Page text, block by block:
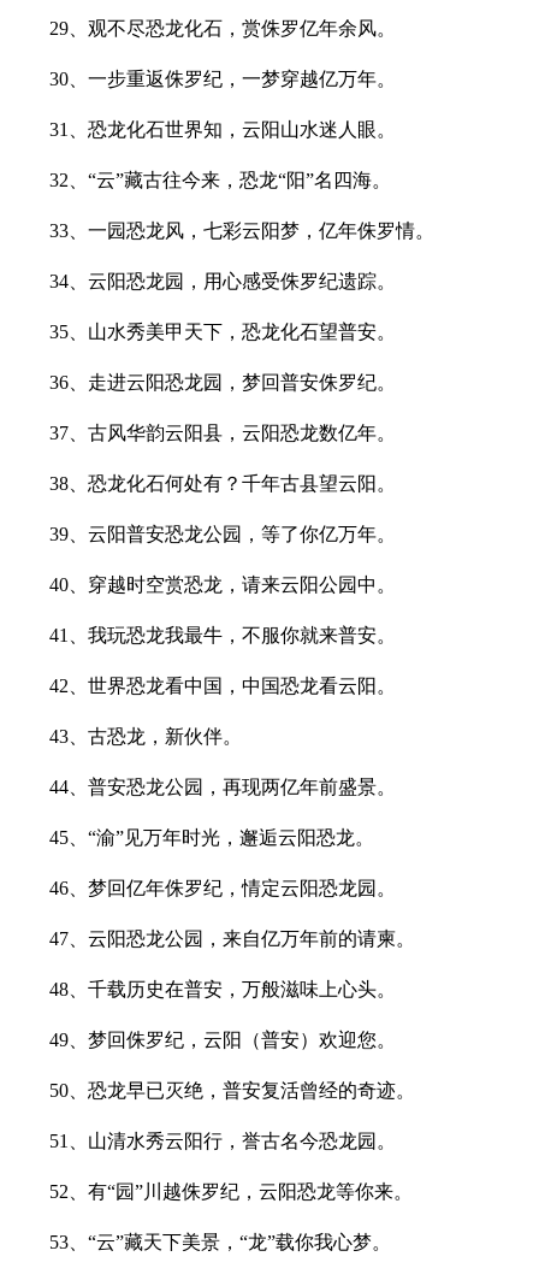
29、观不尽恐龙化石，赏侏罗亿年余风。
30、一步重返侏罗纪，一梦穿越亿万年。
31、恐龙化石世界知，云阳山水迷人眼。
32、“云”藏古往今来，恐龙“阳”名四海。
33、一园恐龙风，七彩云阳梦，亿年侏罗情。
34、云阳恐龙园，用心感受侏罗纪遗踪。
35、山水秀美甲天下，恐龙化石望普安。
36、走进云阳恐龙园，梦回普安侏罗纪。
37、古风华韵云阳县，云阳恐龙数亿年。
38、恐龙化石何处有？千年古县望云阳。
39、云阳普安恐龙公园，等了你亿万年。
40、穿越时空赏恐龙，请来云阳公园中。
41、我玩恐龙我最牛，不服你就来普安。
42、世界恐龙看中国，中国恐龙看云阳。
43、古恐龙，新伙伴。
44、普安恐龙公园，再现两亿年前盛景。
45、“渝”见万年时光，邂逅云阳恐龙。
46、梦回亿年侏罗纪，情定云阳恐龙园。
47、云阳恐龙公园，来自亿万年前的请柬。
48、千载历史在普安，万般滋味上心头。
49、梦回侏罗纪，云阳（普安）欢迎您。
50、恐龙早已灭绝，普安复活曾经的奇迹。
51、山清水秀云阳行，誉古名今恐龙园。
52、有“园”川越侏罗纪，云阳恐龙等你来。
53、“云”藏天下美景，“龙”载你我心梦。